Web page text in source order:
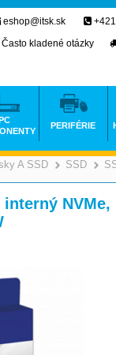
A SSD SSD
NVMe,
eshop@itsk.sk
Často kladené otázky
PERIFÉRIE